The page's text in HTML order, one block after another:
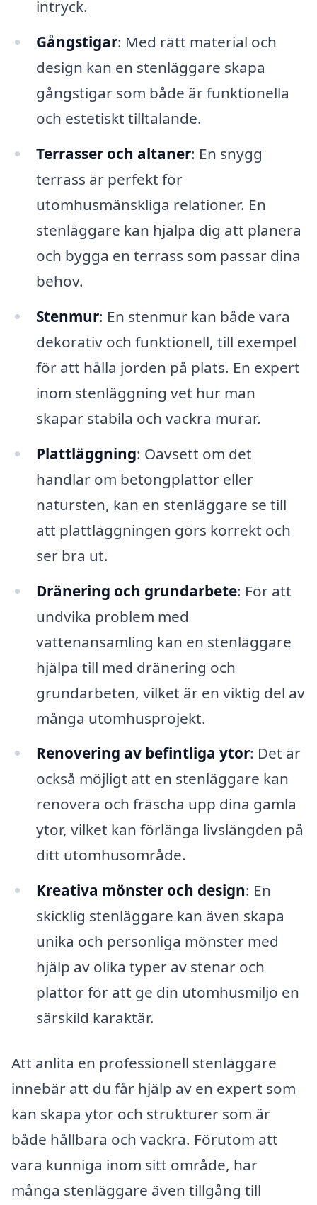
intryck.
Gångstigar: Med rätt material och
design kan en stenläggare skapa
gångstigar som både är funktionella
och estetiskt tilltalande.
Terrasser och altaner: En snygg
terrass är perfekt för
utomhusmänskliga relationer. En
stenläggare kan hjälpa dig att planera
och bygga en terrass som passar dina
behov.
Stenmur: En stenmur kan både vara
dekorativ och funktionell, till exempel
för att hålla jorden på plats. En expert
inom stenläggning vet hur man
skapar stabila och vackra murar.
Plattläggning: Oavsett om det
handlar om betongplattor eller
natursten, kan en stenläggare se till
att plattläggningen görs korrekt och
ser bra ut.
Dränering och grundarbete: För att
undvika problem med
vattenansamling kan en stenläggare
hjälpa till med dränering och
grundarbeten, vilket är en viktig del av
många utomhusprojekt.
Renovering av befintliga ytor: Det är
också möjligt att en stenläggare kan
renovera och fräscha upp dina gamla
ytor, vilket kan förlänga livslängden på
ditt utomhusområde.
Kreativa mönster och design: En
skicklig stenläggare kan även skapa
unika och personliga mönster med
hjälp av olika typer av stenar och
plattor för att ge din utomhusmiljö en
särskild karaktär.
Att anlita en professionell stenläggare
innebär att du får hjälp av en expert som
kan skapa ytor och strukturer som är
både hållbara och vackra. Förutom att
vara kunniga inom sitt område, har
många stenläggare även tillgång till